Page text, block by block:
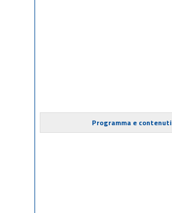
Programma e contenuti